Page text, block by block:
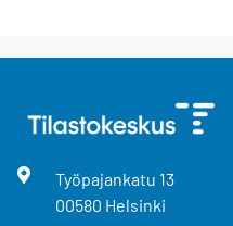
Työpajankatu 13
00580 Helsinki